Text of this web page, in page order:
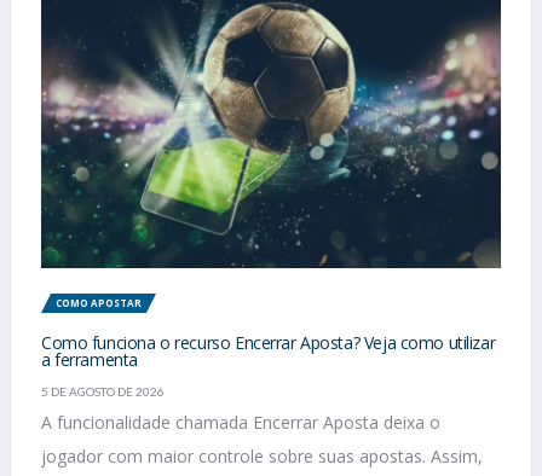
COMO APOSTAR
Como funciona o recurso Encerrar Aposta? Veja como utilizar
a ferramenta
5 DE AGOSTO DE 2026
A funcionalidade chamada Encerrar Aposta deixa o
jogador com maior controle sobre suas apostas. Assim,